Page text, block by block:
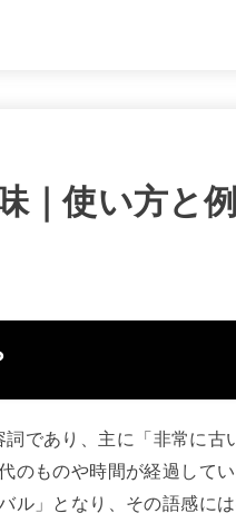
｜使い方と
詞であり、主に「非常に
のものや時間が経過して
ル」となり、その語感に